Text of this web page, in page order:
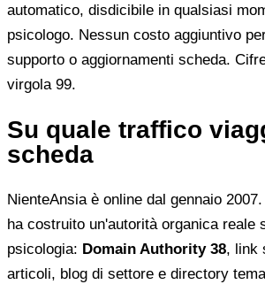
automatico, disdicibile in qualsiasi
psicologo. Nessun costo aggiuntivo
supporto o aggiornamenti scheda.
virgola 99.
Su quale traffico
scheda
NienteAnsia è online dal gennaio
ha costruito un'autorità organica reale
psicologia: Domain Authority 38, link
articoli, blog di settore e directory